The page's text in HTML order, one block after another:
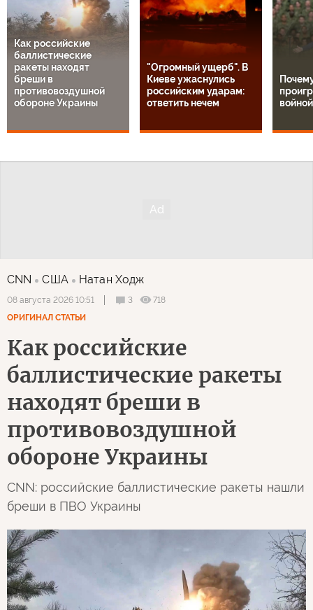
Как российские
баллистические
ракеты находят
бреши в
противовоздушной
обороне Украины
"Огромный ущерб". В
Киеве ужаснулись
российским ударам:
ответить нечем
CNN США Натан Ходж
08 августа 2026 10:51 3
718
ОРИГИНАЛ СТАТЬИ
Как российские
баллистические ракеты
находят бреши в
противовоздушной
обороне Украины
CNN: российские баллистические ракеты нашли
бреши в ПВО Украины